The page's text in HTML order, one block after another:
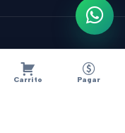
Carrito Pagar